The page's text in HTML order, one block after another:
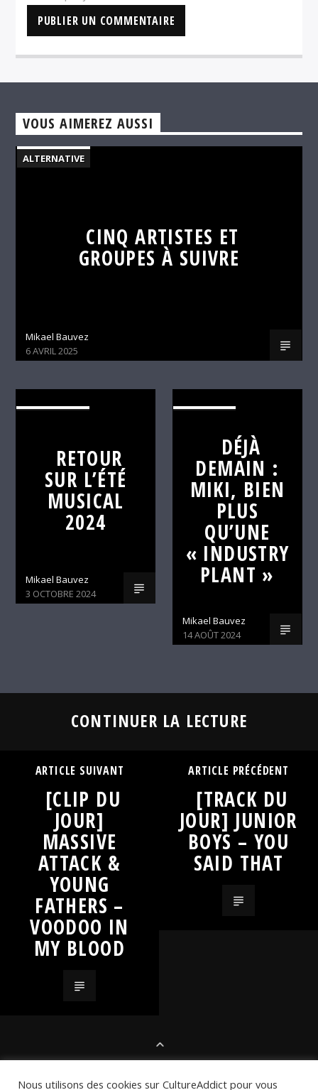
VOUS AIMEREZ AUSSI
ALTERNATIVE
CINQ ARTISTES ET
GROUPES À SUIVRE
Mikael Bauvez
6 AVRIL 2025
RETOUR
SUR L’ÉTÉ
MUSICAL
2024
Mikael Bauvez
3 OCTOBRE 2024
DÉJÀ
DEMAIN :
MIKI, BIEN
PLUS
QU’UNE
« INDUSTRY
PLANT »
Mikael Bauvez
14 AOÛT 2024
CONTINUER LA LECTURE
ARTICLE SUIVANT
[CLIP DU
JOUR]
MASSIVE
ATTACK &
YOUNG
FATHERS –
VOODOO IN
MY BLOOD
ARTICLE PRÉCÉDENT
[TRACK DU
JOUR] JUNIOR
BOYS – YOU
SAID THAT
LES SÉLECTIONS
Nous utilisons des cookies sur CultureAddict pour vous